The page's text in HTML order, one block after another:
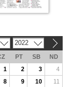
2022
PT SB
ND
1
2 3
4
8 9 10
11